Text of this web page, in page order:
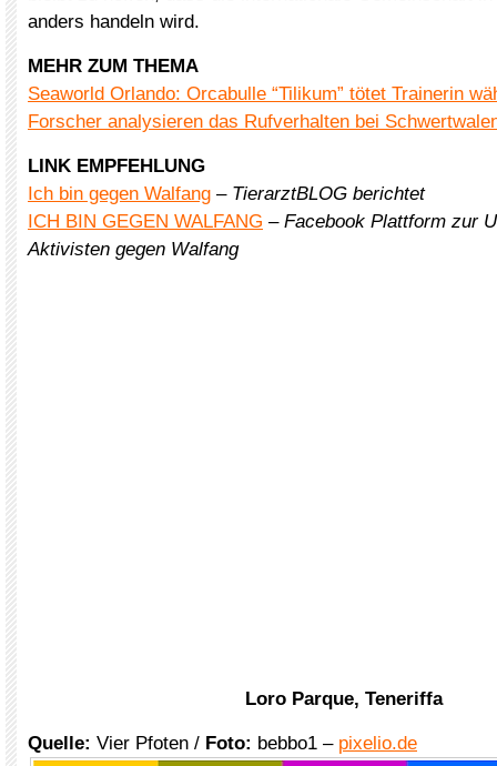
anders handeln wird.
MEHR ZUM THEMA
Seaworld Orlando: Orcabulle “Tilikum” tötet Trainerin
Forscher analysieren das Rufverhalten bei
LINK EMPFEHLUNG
Ich bin gegen Walfang – TierarztBLOG berichtet
ICH BIN GEGEN WALFANG – Facebook Plattform zur
Aktivisten gegen Walfang
Loro Parque, Teneriffa
Quelle: Vier Pfoten / Foto: bebbo1 – pixelio.de